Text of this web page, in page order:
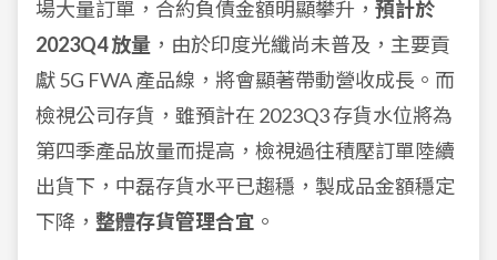
場大量訂單，合約負債金額明顯攀升， 預計於
2023Q4 放量 ，由於印度光纖尚未普及，主要貢
獻 5G FWA 產品線，將會顯著帶動營收成長。而
檢視公司存貨，雖預計在 2023Q3 存貨水位將為
第四季產品放量而提高，檢視過往積壓訂單陸續
出貨下，中磊存貨水平已趨穩，製成品金額穩定
下降， 整體存貨管理合宜 。